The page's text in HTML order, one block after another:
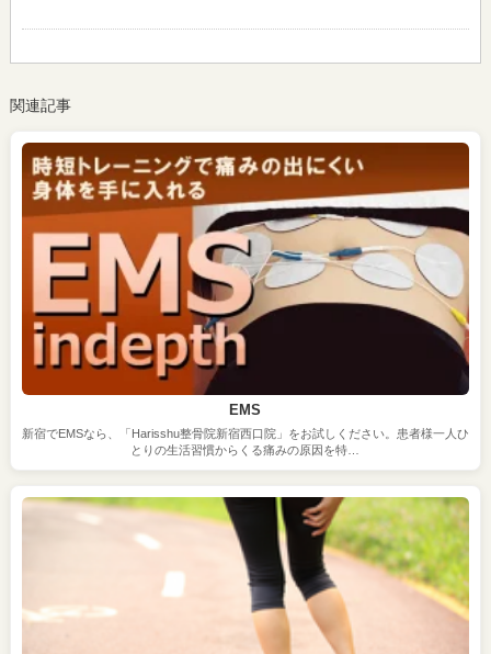
関連記事
EMS
新宿でEMSなら、「Harisshu整骨院新宿西口院」をお試しください。患者様一人ひ
とりの生活習慣からくる痛みの原因を特…